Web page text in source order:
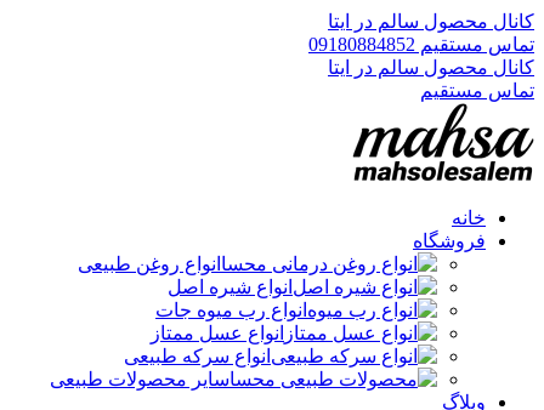
کانال محصول سالم در ایتا
تماس مستقیم 09180884852
کانال محصول سالم در ایتا
تماس مستقیم
خانه
فروشگاه
انواع روغن طبیعی
انواع شیره اصل
انواع رب میوه جات
انواع عسل ممتاز
انواع سرکه طبیعی
سایر محصولات طبیعی
وبلاگ